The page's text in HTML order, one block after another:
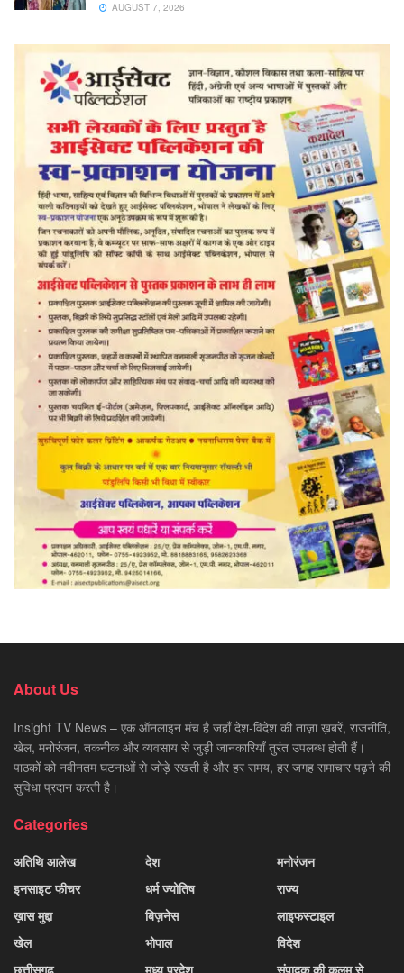
AUGUST 7, 2026
About Us
Insight TV News – एक ऑनलाइन मंच है जहाँ देश-विदेश की ताज़ा ख़बरें, राजनीति,
खेल, मनोरंजन, तकनीक और व्यवसाय से जुड़ी जानकारियाँ तुरंत उपलब्ध होती हैं।
पाठकों को नवीनतम घटनाओं से जोड़े रखती है और हर समय, हर जगह समाचार पढ़ने की
सुविधा प्रदान करती है।
Categories
अतिथि आलेख
इनसाइट फीचर
ख़ास मुद्दा
खेल
छत्तीसगढ़
देश
धर्म ज्योतिष
बिज़नेस
भोपाल
मध्य प्रदेश
मनोरंजन
राज्य
लाइफस्टाइल
विदेश
संपादक की कलम से